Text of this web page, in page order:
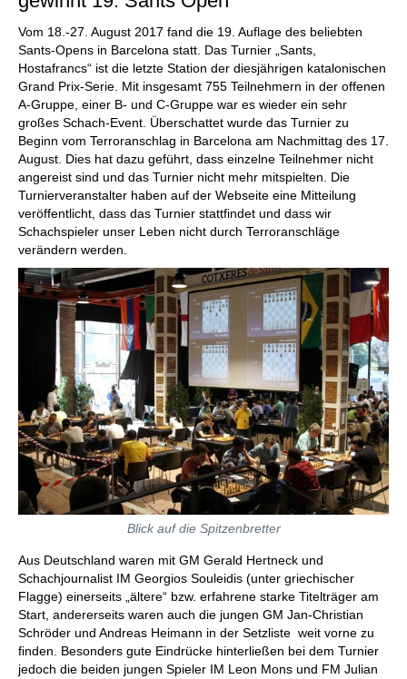
Vom 18.-27. August 2017 fand die 19. Auflage des beliebten
Sants-Opens in Barcelona statt. Das Turnier „Sants,
Hostafrancs“ ist die letzte Station der diesjährigen katalonischen
Grand Prix-Serie. Mit insgesamt 755 Teilnehmern in der offenen
A-Gruppe, einer B- und C-Gruppe war es wieder ein sehr
großes Schach-Event. Überschattet wurde das Turnier zu
Beginn vom Terroranschlag in Barcelona am Nachmittag des 17.
August. Dies hat dazu geführt, dass einzelne Teilnehmer nicht
angereist sind und das Turnier nicht mehr mitspielten. Die
Turnierveranstalter haben auf der Webseite eine Mitteilung
veröffentlicht, dass das Turnier stattfindet und dass wir
Schachspieler unser Leben nicht durch Terroranschläge
verändern werden.
Blick auf die Spitzenbretter
Aus Deutschland waren mit GM Gerald Hertneck und
Schachjournalist IM Georgios Souleidis (unter griechischer
Flagge) einerseits „ältere“ bzw. erfahrene starke Titelträger am
Start, andererseits waren auch die jungen GM Jan-Christian
Schröder und Andreas Heimann in der Setzliste weit vorne zu
finden. Besonders gute Eindrücke hinterließen bei dem Turnier
jedoch die beiden jungen Spieler IM Leon Mons und FM Julian